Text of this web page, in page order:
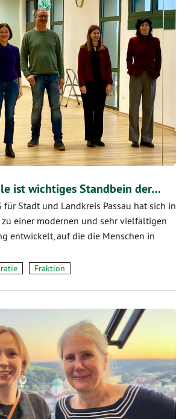
ist wichtiges Standbein der…
für Stadt und Landkreis Passau hat sich in
einer modernen und sehr vielfältigen
entwickelt, auf die die Menschen in
Fraktion